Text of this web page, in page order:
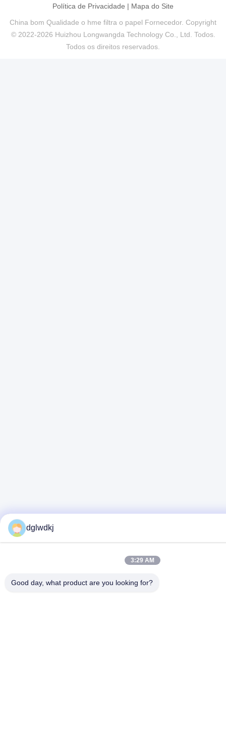
Política de Privacidade | Mapa do Site
China bom Qualidade o hme filtra o papel Fornecedor. Copyright
© 2022-2026 Huizhou Longwangda Technology Co., Ltd. Todos.
Todos os direitos reservados.
dglwdkj
3:29 AM
Good day, what product are you looking for?